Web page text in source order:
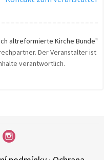
altreformierte Kirche Bunde"
Der Veranstalter ist
verantwortlich.